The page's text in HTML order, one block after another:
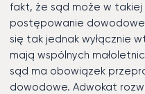
fakt, że sąd może w
postępowanie dowodowe
się tak jednak wyłącznie
mają wspólnych
sąd ma obowiązek
dowodowe. Adwokat